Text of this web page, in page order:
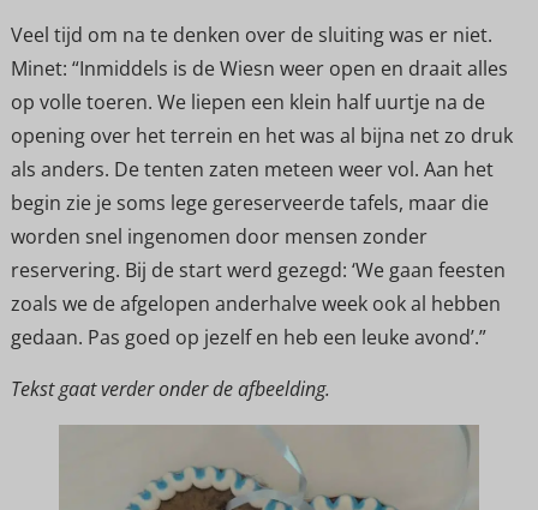
Veel tijd om na te denken over de sluiting was er niet.
Minet: “Inmiddels is de Wiesn weer open en draait alles
op volle toeren. We liepen een klein half uurtje na de
opening over het terrein en het was al bijna net zo druk
als anders. De tenten zaten meteen weer vol. Aan het
begin zie je soms lege gereserveerde tafels, maar die
worden snel ingenomen door mensen zonder
reservering. Bij de start werd gezegd: ‘We gaan feesten
zoals we de afgelopen anderhalve week ook al hebben
gedaan. Pas goed op jezelf en heb een leuke avond’.”
Tekst gaat verder onder de afbeelding.